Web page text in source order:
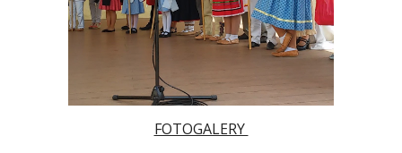
FOTOGALERY